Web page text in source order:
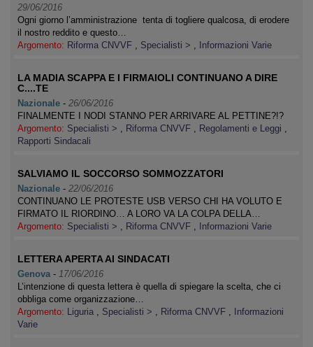
29/06/2016
Ogni giorno l’amministrazione tenta di togliere qualcosa, di erodere
il nostro reddito e questo…
Argomento: Riforma CNVVF , Specialisti > , Informazioni Varie
LA MADIA SCAPPA E I FIRMAIOLI CONTINUANO A DIRE
C....TE
Nazionale - 26/06/2016
FINALMENTE I NODI STANNO PER ARRIVARE AL PETTINE?!?
Argomento: Specialisti > , Riforma CNVVF , Regolamenti e Leggi ,
Rapporti Sindacali
SALVIAMO IL SOCCORSO SOMMOZZATORI
Nazionale - 22/06/2016
CONTINUANO LE PROTESTE USB VERSO CHI HA VOLUTO E
FIRMATO IL RIORDINO… A LORO VA LA COLPA DELLA…
Argomento: Specialisti > , Riforma CNVVF , Informazioni Varie
LETTERA APERTA AI SINDACATI
Genova - 17/06/2016
L’intenzione di questa lettera è quella di spiegare la scelta, che ci
obbliga come organizzazione…
Argomento: Liguria , Specialisti > , Riforma CNVVF ,
Informazioni
Varie